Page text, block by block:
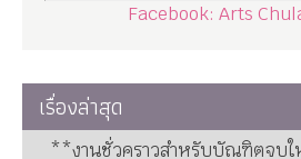
Facebook: Arts
เรื่องล่าสุด
**งานชั่วคราวสำหรับบัณฑิตจบ